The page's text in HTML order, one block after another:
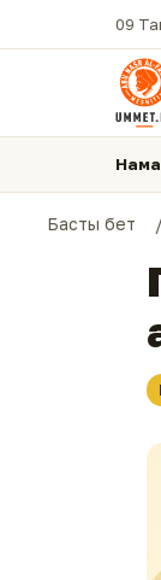
09
Басты бет